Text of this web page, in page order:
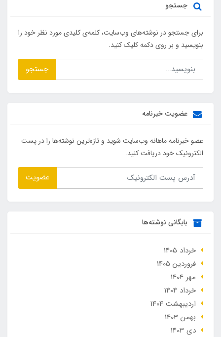
جستجو
برای جستجو در نوشته‌های وب‌سایت، کلمه‌ی کلیدی مورد نظر خود را
بنویسید و بر روی دکمه کلیک کنید.
جستجو
عضویت خبرنامه
عضو خبرنامه ماهانه وب‌سایت شوید و تازه‌ترین نوشته‌ها را در پست
الکترونیک خود دریافت کنید.
عضویت
بایگانی نوشته‌ها
خرداد 1405
فروردین 1405
مهر 1404
خرداد 1404
ارديبهشت 1404
بهمن 1403
دی 1403